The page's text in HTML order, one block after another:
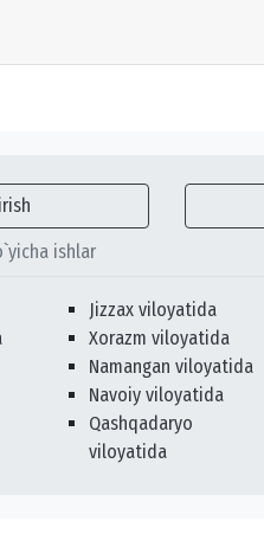
ishlar
Jizzax viloyatida
Xorazm viloyatida
Namangan viloyatida
Navoiy viloyatida
Qashqadaryo
viloyatida